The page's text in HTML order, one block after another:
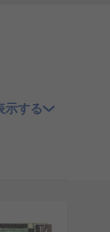
示する